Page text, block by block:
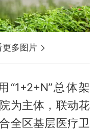
更多图片
“1+2+N”总体架
为主体，联动花
全区基层医疗卫